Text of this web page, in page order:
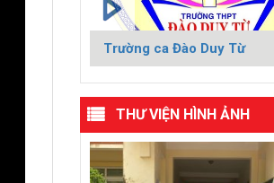
Trường ca Đào Duy Từ
THƯ VIỆN HÌNH ẢNH